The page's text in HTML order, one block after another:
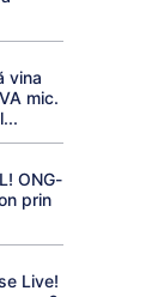
vina
mic.
ONG-
prin
Live!